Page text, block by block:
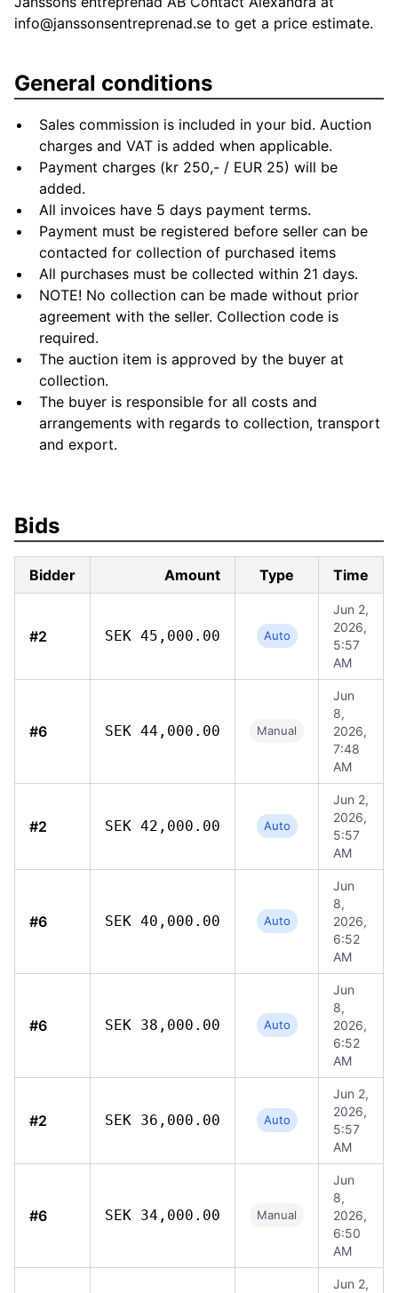
info@janssonsentreprenad.se to get a price estimate.
General conditions
Sales commission is included in your bid. Auction
charges and VAT is added when applicable.
Payment charges (kr 250,- / EUR 25) will be
added.
All invoices have 5 days payment terms.
Payment must be registered before seller can be
contacted for collection of purchased items
All purchases must be collected within 21 days.
NOTE! No collection can be made without prior
agreement with the seller. Collection code is
required.
The auction item is approved by the buyer at
collection.
The buyer is responsible for all costs and
arrangements with regards to collection, transport
and export.
Bids
Bidder Amount Type Time
#2 SEK 45,000.00 Auto
Jun 2,
2026,
5:57
AM
#6 SEK 44,000.00 Manual
Jun
8,
2026,
7:48
AM
#2 SEK 42,000.00 Auto
Jun 2,
2026,
5:57
AM
#6 SEK 40,000.00 Auto
Jun
8,
2026,
6:52
AM
#6 SEK 38,000.00 Auto
Jun
8,
2026,
6:52
AM
#2 SEK 36,000.00 Auto
Jun 2,
2026,
5:57
AM
#6 SEK 34,000.00 Manual
Jun
8,
2026,
6:50
AM
Jun 2,